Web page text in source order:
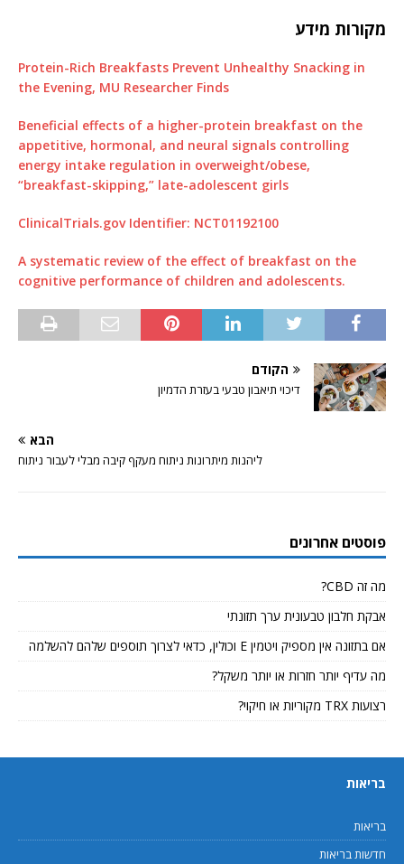
מקורות מידע
Protein-Rich Breakfasts Prevent Unhealthy Snacking in
the Evening, MU Researcher Finds
Beneficial effects of a higher-protein breakfast on the
appetitive, hormonal, and neural signals controlling
energy intake regulation in overweight/obese,
“breakfast-skipping,” late-adolescent girls
ClinicalTrials.gov Identifier: NCT01192100
A systematic review of the effect of breakfast on the
cognitive performance of children and adolescents.
הקודם
דיכוי תיאבון טבעי בעזרת הדמיון
הבא
ליהנות מיתרונות ניתוח מעקף קיבה מבלי לעבור ניתוח
פוסטים אחרונים
מה זה CBD?
אבקת חלבון טבעונית ערך תזונתי
אם בתזונה אין מספיק ויטמין E וכולין, כדאי לצרוך תוספים שלהם להשלמה
מה עדיף יותר חזרות או יותר משקל?
רצועות TRX מקוריות או חיקוי?
בריאות
בריאות
חדשות בריאות